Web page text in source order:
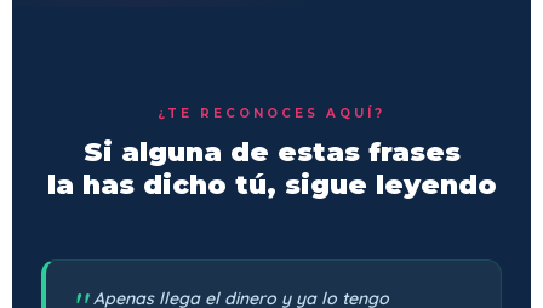
¿TE RECONOCES AQUÍ?
Si alguna de estas frases
la has dicho tú, sigue leyendo
Apenas llega el dinero y ya lo tengo